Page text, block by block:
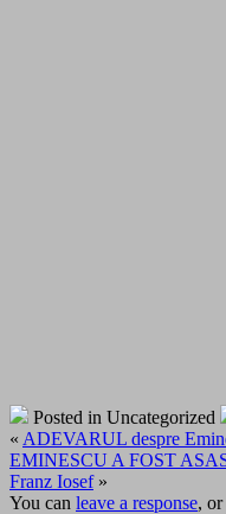
Posted in Uncategorized
« ADEVARUL despre
EMINESCU A FOST
Franz Iosef»
You can leave a response, or